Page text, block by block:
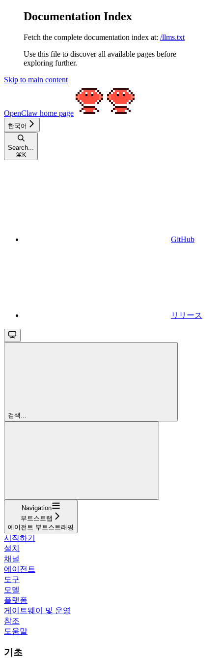
Documentation Index
Fetch the complete documentation index at: /llms.txt
Use this file to discover all available pages before
exploring further.
Skip to main content
OpenClaw home page
한국어
Search...
⌘ K
GitHub
リリース
검색...
Navigation
부트스트랩
에이전트 부트스트래핑
시작하기
설치
채널
에이전트
도구
모델
플랫폼
게이트웨이 및 운영
참조
도움말
기초